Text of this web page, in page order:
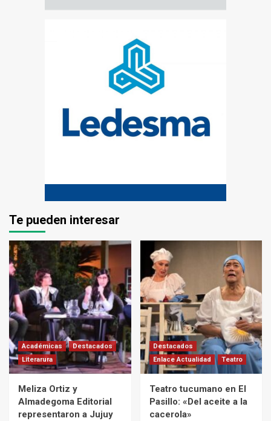
Te pueden interesar
Académicas
Destacados
Literarura
Meliza Ortiz y
Almadegoma Editorial
representaron a Jujuy
Destacados
Enlace Actualidad
Teatro
Teatro tucumano en El
Pasillo: «Del aceite a la
cacerola»